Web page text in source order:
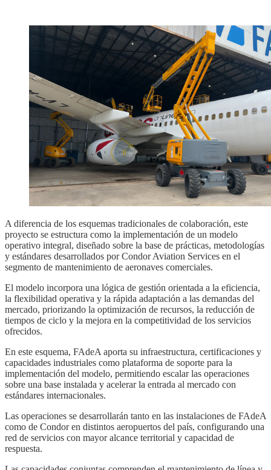
A diferencia de los esquemas tradicionales de colaboración, este
proyecto se estructura como la implementación de un modelo
operativo integral, diseñado sobre la base de prácticas, metodologías
y estándares desarrollados por Condor Aviation Services en el
segmento de mantenimiento de aeronaves comerciales.
El modelo incorpora una lógica de gestión orientada a la eficiencia,
la flexibilidad operativa y la rápida adaptación a las demandas del
mercado, priorizando la optimización de recursos, la reducción de
tiempos de ciclo y la mejora en la competitividad de los servicios
ofrecidos.
En este esquema, FAdeA aporta su infraestructura, certificaciones y
capacidades industriales como plataforma de soporte para la
implementación del modelo, permitiendo escalar las operaciones
sobre una base instalada y acelerar la entrada al mercado con
estándares internacionales.
Las operaciones se desarrollarán tanto en las instalaciones de FAdeA
como de Condor en distintos aeropuertos del país, configurando una
red de servicios con mayor alcance territorial y capacidad de
respuesta.